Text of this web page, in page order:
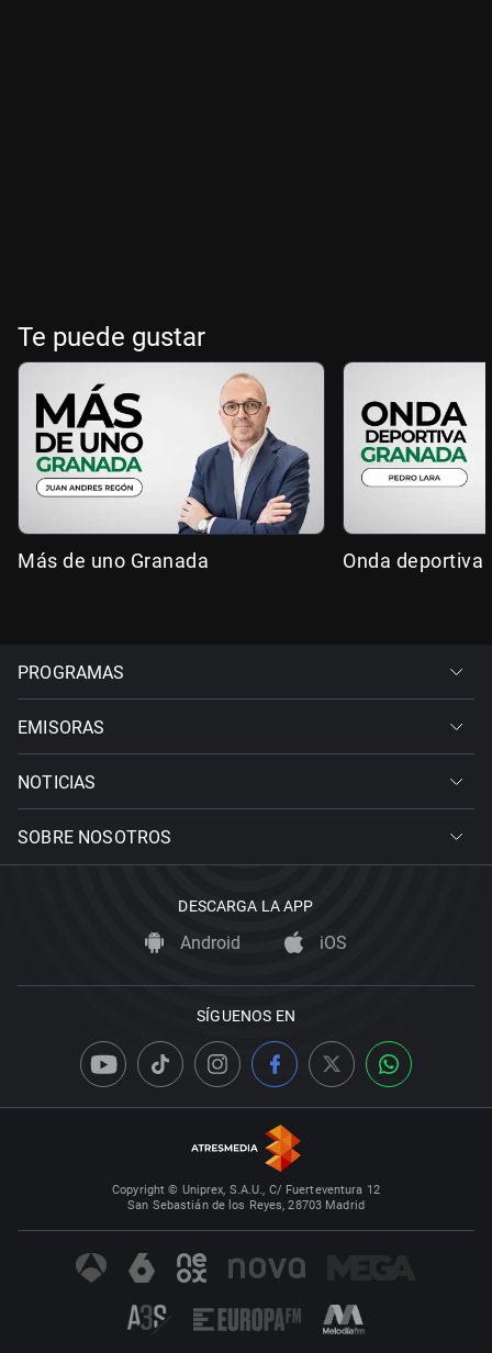
Te puede gustar
Más de uno Granada Onda deportiva
PROGRAMAS
EMISORAS
NOTICIAS
SOBRE NOSOTROS
DESCARGA LA APP
Android iOS
SÍGUENOS EN
Copyright © Uniprex, S.A.U., C/ Fuerteventura 12
San Sebastián de los Reyes, 28703 Madrid